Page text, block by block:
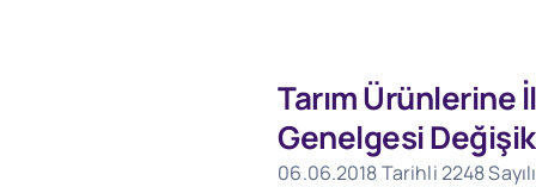
Tarım Ürünlerine
Genelgesi
06.06.2018 Tarihli 2248